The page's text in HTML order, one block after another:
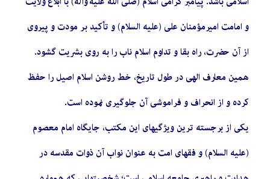
و امامت امیرمؤمنان علی (علیه السلام) و تأکید بر مودت و پیروی
از آن حضرت، راه بقا و تداوم اسلام ناب را به روی بشریت گشود.
همین معارف الهی در طول تاریخ، خط روشن اسلام اصیل را حفظ
کرده و از انحراف و فراموشی آن جلوگیری نموده است.
یکی از برجسته ترین ویژگیهای این مکتب، جایگاه امام معصوم
(علیه السلام) و فقهای امت به عنوان نواب آن ذوات مقدسه در